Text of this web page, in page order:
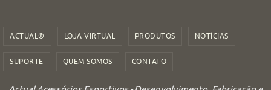
ACTUAL® LOJA VIRTUAL PRODUTOS NOTÍCIAS
SUPORTE QUEM SOMOS CONTATO